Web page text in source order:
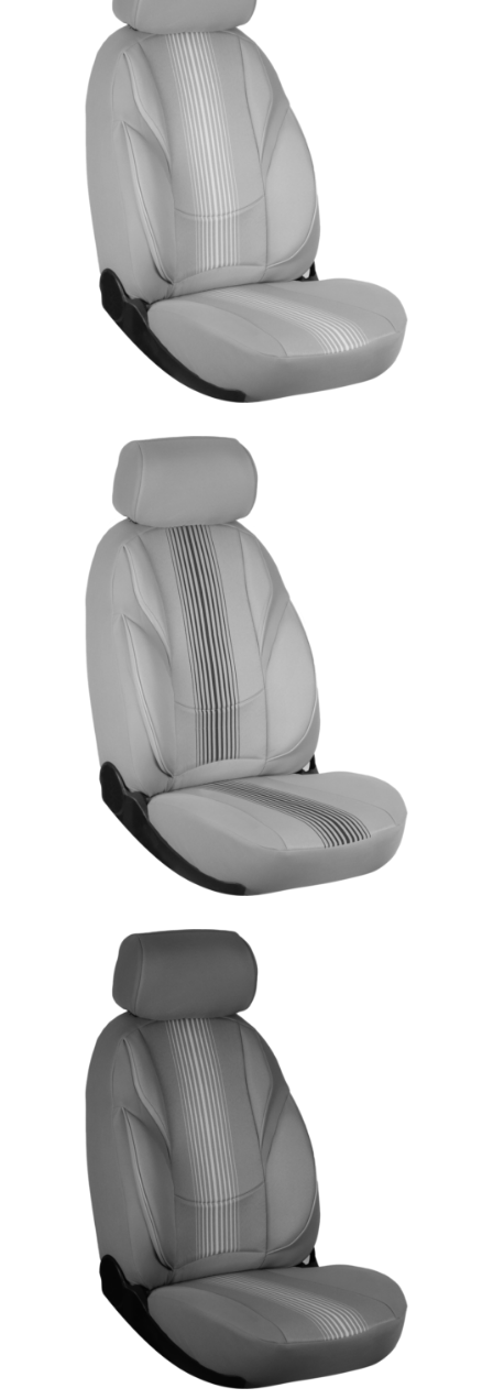
ÜRÜN DETAYINI GÖR
ÜRÜN DETAYINI GÖR
ÜRÜN DETAYINI GÖR